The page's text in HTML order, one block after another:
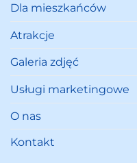
Dla mieszkańców
Atrakcje
Galeria zdjęć
Usługi marketingowe
O nas
Kontakt